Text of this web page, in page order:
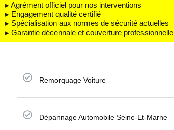
▸ Agrément officiel pour nos interventions
▸ Engagement qualité certifié
▸ Spécialisation aux normes de sécurité actuelles
▸ Garantie décennale et couverture professionnelle
Remorquage Voiture
Dépannage Automobile Seine-Et-Marne